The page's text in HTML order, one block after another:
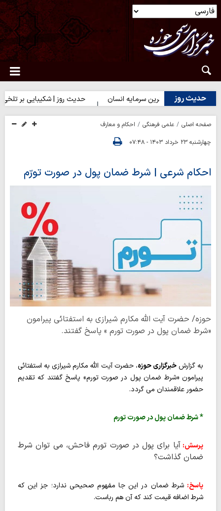
حدیث روز
حدیث روز | بهترین سرمایه انسان حدیث روز | شکیبایی بر تلخی حق
صفحه اصلی علمی فرهنگی
احکام و معارف
چهارشنبه ۲۳ خرداد ۱۴۰۳ - ۰۷:۴۸
احکام شرعی | شرط ضمان پول در صورت تورّم
حوزه/ حضرت آیت الله مکارم شیرازی به استفتائی پیرامون
«شرط ضمان پول در صورت تورم » پاسخ گفتند.
به گزارشخبرگزاری حوزه، حضرت آیت الله مکارم شیرازی به استفتائی
پیرامون «شرط ضمان پول در صورت تورم» پاسخ گفتند که تقدیم
حضور علاقمندان می گردد.
*شرط ضمان پول در صورت تورم
پرسش:آیا برای پول در صورت تورم فاحش، می توان شرط
ضمان گذاشت؟
پاسخ: شرط ضمان در این جا مفهوم صحیحی ندارد؛ جز این که
شرط اضافه قیمت کند که آن هم رباست.